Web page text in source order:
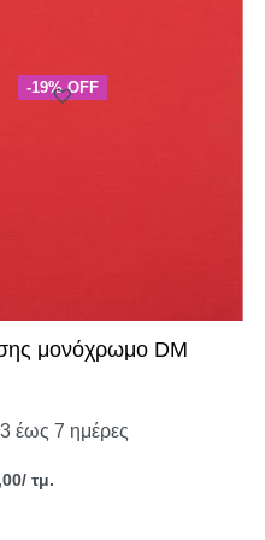
-19% OFF
μονόχρωμο DM
έως 7 ημέρες
/ τμ.